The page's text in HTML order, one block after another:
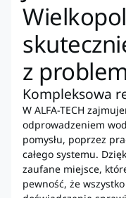
z
Kompleksowa
W ALFA-TECH
odprowadzeniem
pomysłu, poprzez
całego systemu.
zaufane miejsce,
pewność, że